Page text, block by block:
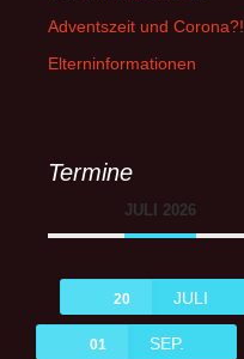
Adventszeit und Corona?!
Elterninformationen
Termine
JULI 2026
20 JULI
01 SEP.